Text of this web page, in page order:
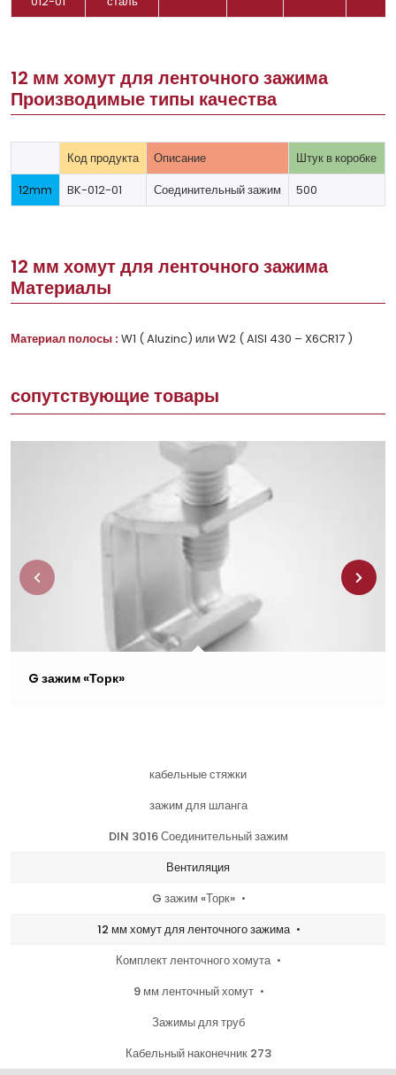
кабельные стяжки
зажим для шланга
DIN 3016 Соединительный зажим
Вентиляция
G зажим «Торк»
12 мм хомут для ленточного зажима
Комплект ленточного хомута
9 мм ленточный хомут
Зажимы для труб
Кабельный наконечник 273
12 мм хомут для ленточного зажима
Производимые типы качества
Код продукта Описание
Штук в коробке
12mm
BK-012-01 Соединительный зажим 500
12 мм хомут для ленточного зажима
Материалы
Материал полосы :W1 ( Aluzinc) или W2 ( AISI 430 – X6CR17 )
сопутствующие товары
G зажим «Торк»